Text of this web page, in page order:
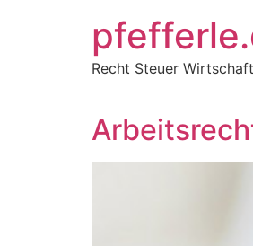
Recht Steuer Wirtschaft